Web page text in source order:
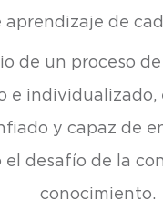
aprendizaje de
de un proceso
e individualizado,
y capaz de
el desafío de la
conocimiento.